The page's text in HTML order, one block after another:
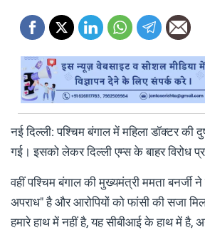
नई दिल्ली: पश्चिम बंगाल में महिला डॉक्टर की
गई। इसको लेकर दिल्ली एम्स के बाहर विरोध
वहीं पश्चिम बंगाल की मुख्यमंत्री ममता बनर्जी
अपराध" है और आरोपियों को फांसी की सजा
हमारे हाथ में नहीं है, यह सीबीआई के हाथ में